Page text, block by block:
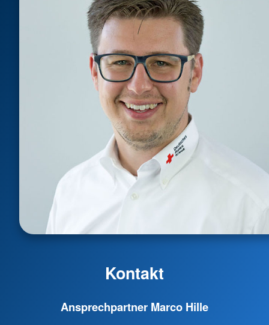
Kontakt
Ansprechpartner Marco Hille